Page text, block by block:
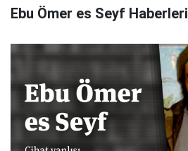
Ebu Ömer es Seyf Haberleri